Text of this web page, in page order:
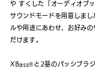
や すくした「オーディオブ
サウンドモードを用意しま
ルや用途にあわせ、お好み
だけます。
XBass®と2基のパッシブラ